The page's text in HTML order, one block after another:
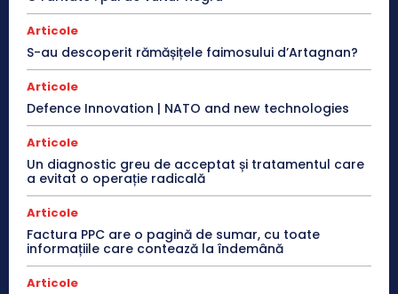
Articole
S-au descoperit rămășițele faimosului d’Artagnan?
Articole
Defence Innovation | NATO and new technologies
Articole
Un diagnostic greu de acceptat și tratamentul care
a evitat o operație radicală
Articole
Factura PPC are o pagină de sumar, cu toate
informațiile care contează la îndemână
Articole